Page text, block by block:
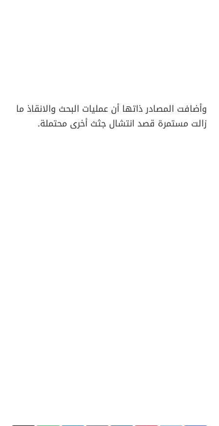
وأضافت المصادر ذاتها أن عمليات البحث والانقاذ ما
زالت مستمرة قصد انتشال جثث أخرى محتملة.